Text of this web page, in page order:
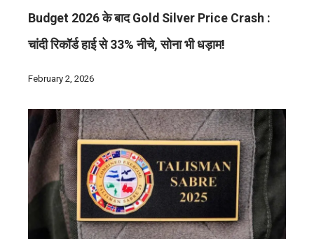
Budget 2026 के बाद Gold Silver Price Crash :
चांदी रिकॉर्ड हाई से 33% नीचे, सोना भी धड़ाम!
February 2, 2026